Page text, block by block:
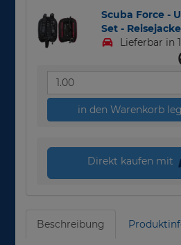
Scuba Force -
Set -
Lieferbar in
in den Warenkorb
Direkt kaufen mit
Beschreibung